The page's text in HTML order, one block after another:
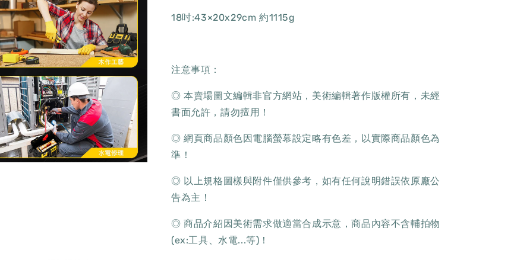
18吋:43×20x29cm 約1115g
注意事項：
◎ 本賣場圖文編輯非官方網站，美術編輯著作版權所有，未經
書面允許，請勿擅用！
◎ 網頁商品顏色因電腦螢幕設定略有色差，以實際商品顏色為
準！
◎ 以上規格圖樣與附件僅供參考，如有任何說明錯誤依原廠公
告為主！
◎ 商品介紹因美術需求做適當合成示意，商品內容不含輔拍物
(ex:工具、水電...等)！